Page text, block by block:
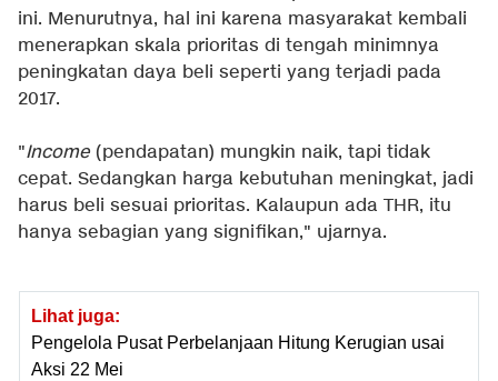
ini. Menurutnya, hal ini karena masyarakat kembali
menerapkan skala prioritas di tengah minimnya
peningkatan daya beli seperti yang terjadi pada
2017.
"Income (pendapatan) mungkin naik, tapi tidak
cepat. Sedangkan harga kebutuhan meningkat, jadi
harus beli sesuai prioritas. Kalaupun ada THR, itu
hanya sebagian yang signifikan," ujarnya.
Lihat juga:
Pengelola Pusat Perbelanjaan Hitung Kerugian usai
Aksi 22 Mei